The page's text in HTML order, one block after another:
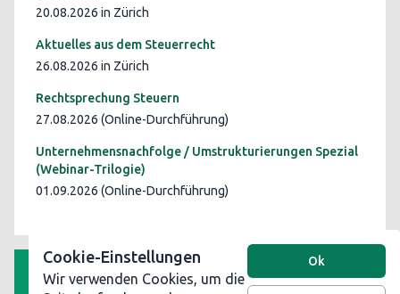
20.08.2026 in Zürich
Aktuelles aus dem Steuerrecht
26.08.2026 in Zürich
Rechtsprechung Steuern
27.08.2026 (Online-Durchführung)
Unternehmensnachfolge / Umstrukturierungen Spezial
(Webinar-Trilogie)
01.09.2026 (Online-Durchführung)
Cookie-Einstellungen
Wir verwenden Cookies, um die
Ok